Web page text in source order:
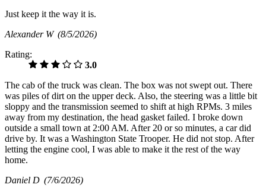
Just keep it the way it is.
Alexander W (8/5/2026)
Rating:
3.0
The cab of the truck was clean. The box was not swept out. There
was piles of dirt on the upper deck. Also, the steering was a little bit
sloppy and the transmission seemed to shift at high RPMs. 3 miles
away from my destination, the head gasket failed. I broke down
outside a small town at 2:00 AM. After 20 or so minutes, a car did
drive by. It was a Washington State Trooper. He did not stop. After
letting the engine cool, I was able to make it the rest of the way
home.
Daniel D (7/6/2026)